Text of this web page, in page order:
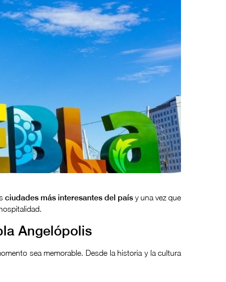
ciudades más interesantes del país y una vez que
Angelópolis
sea memorable. Desde la historia y la cultura